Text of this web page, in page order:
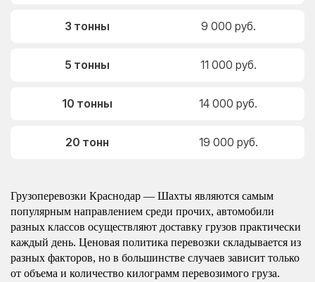
3 тонны 9 000 руб.
5 тонны 11 000 руб.
10 тонны 14 000 руб.
20 тонн 19 000 руб.
Грузоперевозки Краснодар — Шахты являются самым
популярным направлением среди прочих, автомобили
разных классов осуществляют доставку грузов практически
каждый день. Ценовая политика перевозки складывается из
разных факторов, но в большинстве случаев зависит только
от объема и количество килограмм перевозимого груза.